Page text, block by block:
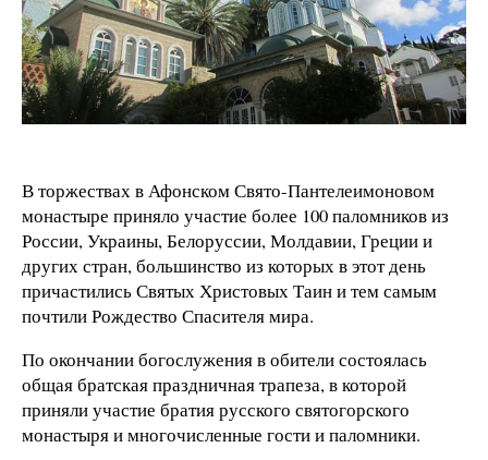
В торжествах в Афонском Свято-Пантелеимоновом
монастыре приняло участие более 100 паломников из
России, Украины, Белоруссии, Молдавии, Греции и
других стран, большинство из которых в этот день
причастились Святых Христовых Таин и тем самым
почтили Рождество Спасителя мира.
По окончании богослужения в обители состоялась
общая братская праздничная трапеза, в которой
приняли участие братия русского святогорского
монастыря и многочисленные гости и паломники.